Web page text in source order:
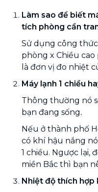
Làm sao để biết
tích phòng cần
Sử dụng công
phòng x Chiều cao
là đơn vị đo nhiệt
Máy lạnh 1 chiều
Thông thường nó
bạn đang sống.
Nếu ở thành phố
có khí hậu nắng
1 chiều. Ngược lại,
miền Bắc thì bạn
Nhiệt độ thích hợp